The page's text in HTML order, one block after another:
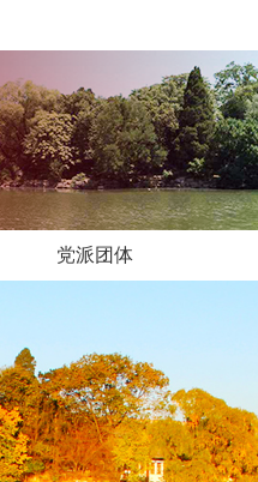
党派团体